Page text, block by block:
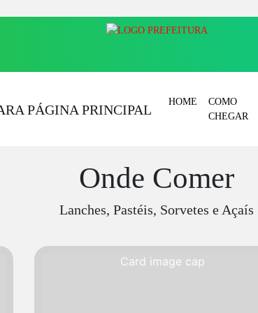
HOME
COMO
CHEGAR
Onde Comer
Lanches, Pastéis, Sorvetes e Açaís